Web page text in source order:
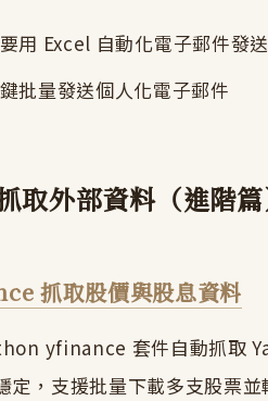
用 Excel 自動化電子郵件發
批量發送個人化電子郵件
取外部資料（進階篇
抓取股價與股息資料
yfinance 套件自動抓取
定，支援批量下載多支股票